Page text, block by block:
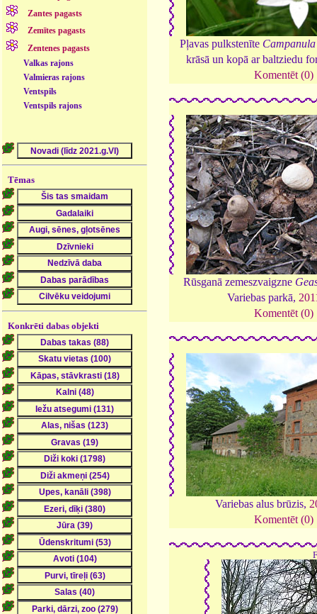
Zantes pagasts
Zemītes pagasts
Zentenes pagasts
Valkas rajons
Valmieras rajons
Ventspils
Ventspils rajons
Tēmas
Konkrēti dabas objekti
Pļavas pulkstenīte
krāsā un kopā ar baltziedu
Komentēt (0)
Rūsganā zemeszvaigzne
Variebas parkā,
Komentēt (0)
Variebas alus brūzis,
Komentēt (0)